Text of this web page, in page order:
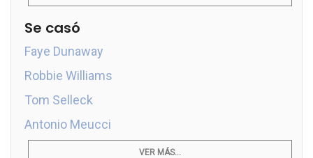
Se casó
Faye Dunaway
Robbie Williams
Tom Selleck
Antonio Meucci
VER MÁS...